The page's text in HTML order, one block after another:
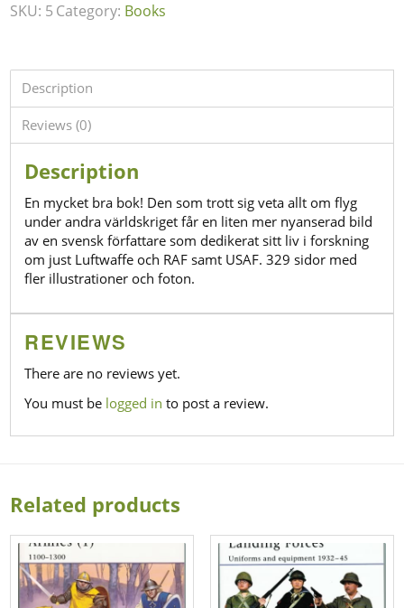
SKU: 5 Category: Books
Description
Reviews (0)
Description
En mycket bra bok! Den som trott sig veta allt om flyg
under andra världskriget får en liten mer nyanserad bild
av en svensk författare som dedikerat sitt liv i forskning
om just Luftwaffe och RAF samt USAF. 329 sidor med
fler illustrationer och foton.
REVIEWS
There are no reviews yet.
You must be logged in to post a review.
Related products